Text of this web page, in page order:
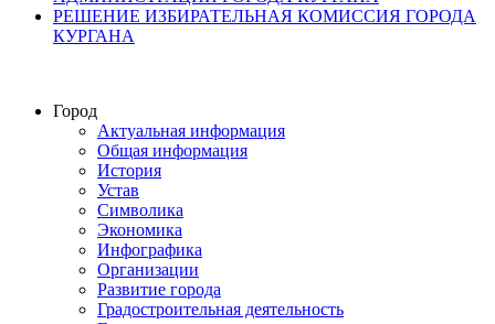
РЕШЕНИЕ ИЗБИРАТЕЛЬНАЯ КОМИССИЯ ГОРОДА
КУРГАНА
Город
Актуальная информация
Общая информация
История
Устав
Символика
Экономика
Инфографика
Организации
Развитие города
Градостроительная деятельность